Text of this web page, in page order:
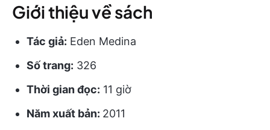
Giới thiệu về sách
Tác giả: Eden Medina
Số trang: 326
Thời gian đọc: 11 giờ
Năm xuất bản: 2011